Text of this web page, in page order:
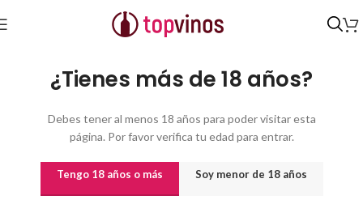
¿Tienes más de 18 años?
Debes tener al menos 18 años para poder visitar esta
página. Por favor verifica tu edad para entrar.
Tengo 18 años o más Soy menor de 18 años
Inicio Otros Tipos